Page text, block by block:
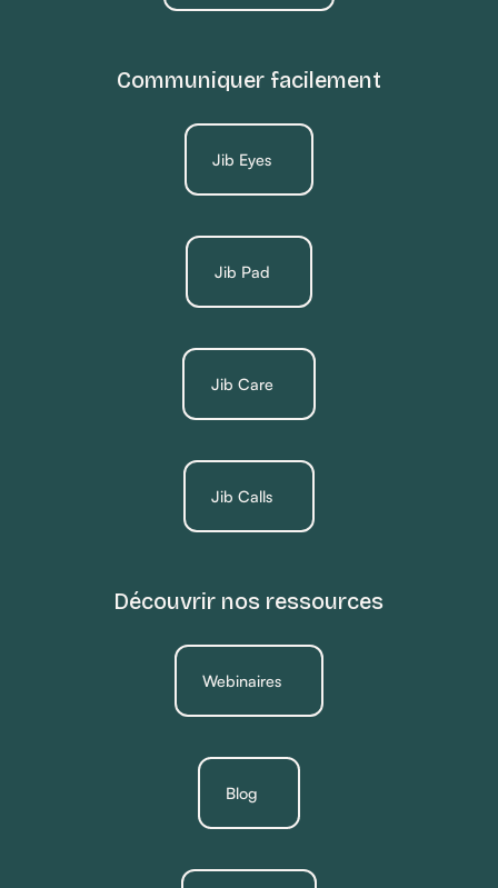
Communiquer facilement
Jib Eyes
Jib Pad
Jib Care
Jib Calls
Découvrir nos ressources
Webinaires
Blog